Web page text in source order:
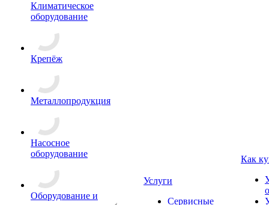
Климатическое
оборудование
Крепёж
Металлопродукция
Насосное
оборудование
Оборудование и
Услуги
Сервисные
Как